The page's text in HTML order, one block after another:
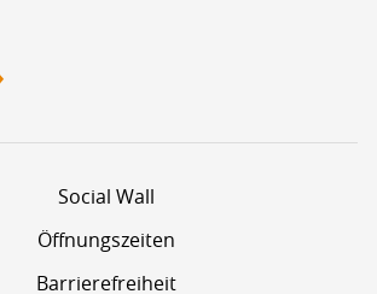
Social Wall
Öffnungszeiten
Barrierefreiheit